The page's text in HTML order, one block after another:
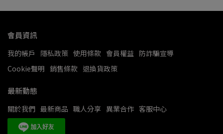
會員資訊
我的帳戶 隱私政策 使用條款 會員權益 防詐騙宣導
Cookie聲明 銷售條款 退換貨政策
最新動態
關於我們 最新商品 職人分享 異業合作 客服中心